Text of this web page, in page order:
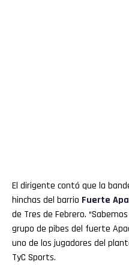
El dirigente contó que la
hinchas del barrio Fuerte
de Tres de Febrero.
grupo de pibes del fuerte
uno de los jugadores del
TyC Sports.